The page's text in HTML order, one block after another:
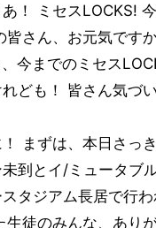
！ ミセスLOCKS!
皆さん、お元気です
今までのミセス
ども！ 皆さん気づ
まずは、本日さっ
到とイ/ミュータブ
タジアム長居で行
生徒のみんな、あり